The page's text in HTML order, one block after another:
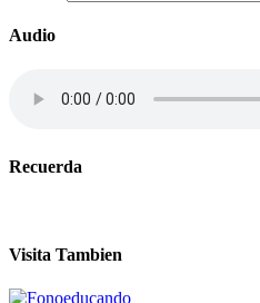
Audio
Recuerda
Visita Tambien